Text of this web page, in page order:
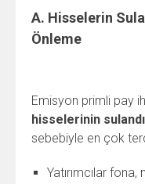
A. Hisselerin
Önleme
Emisyon primli pay
hisselerinin
sebebiyle en çok
Yatırımcılar